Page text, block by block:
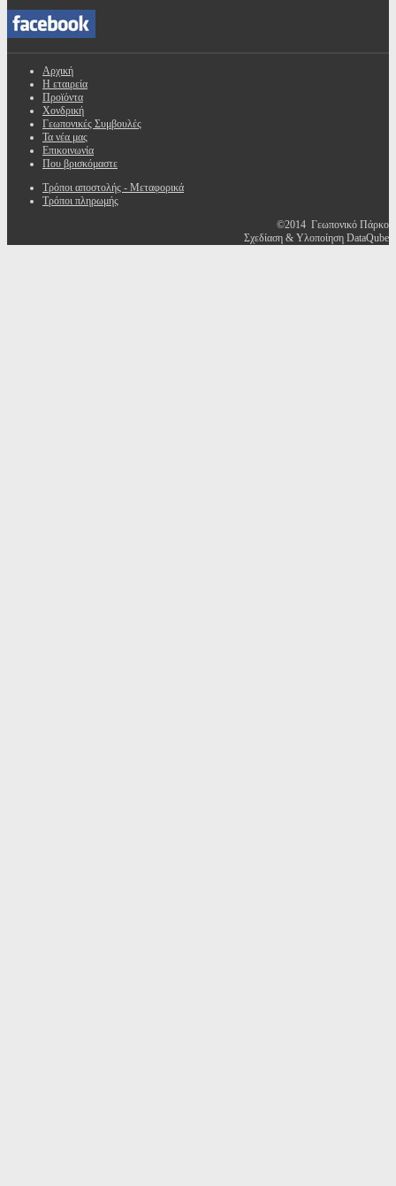
Αρχική
Η εταιρεία
Προϊόντα
Χονδρική
Γεωπονικές Συμβουλές
Τα νέα μας
Επικοινωνία
Που βρισκόμαστε
Τρόποι αποστολής - Μεταφορικά
Τρόποι πληρωμής
©2014 Γεωπονικό Πάρκο
Σχεδίαση & Υλοποίηση DataQube